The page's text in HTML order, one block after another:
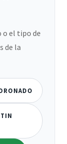
o el tipo de
de la